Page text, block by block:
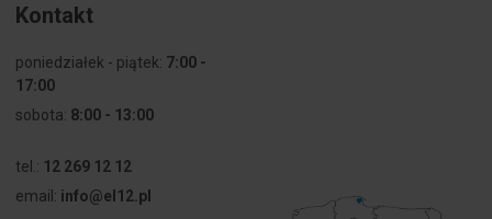
Kontakt
poniedziałek - piątek: 7:00 -
17:00
sobota: 8:00 - 13:00
tel.: 12 269 12 12
email: info@el12.pl